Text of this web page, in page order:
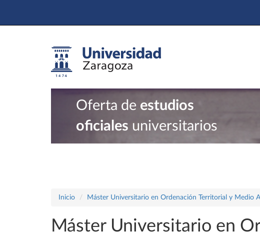
Oferta de estudios
oficiales universitarios
Inicio Máster Universitario en Ordenación Territorial y Medio
Máster Universitario en